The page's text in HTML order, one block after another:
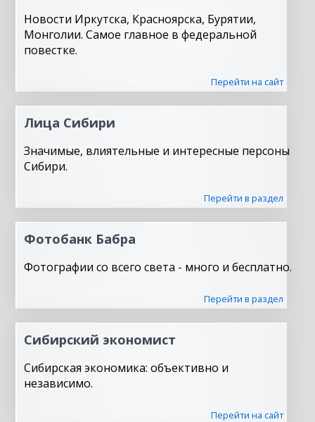
Новости Иркутска, Красноярска, Бурятии,
Монголии. Самое главное в федеральной
повестке.
Перейти на сайт
Лица Сибири
Значимые, влиятельные и интересные персоны
Сибири.
Перейти в раздел
Фотобанк Бабра
Фотографии со всего света - много и бесплатно.
Перейти в раздел
Сибирский экономист
Сибирская экономика: объективно и
независимо.
Перейти на сайт